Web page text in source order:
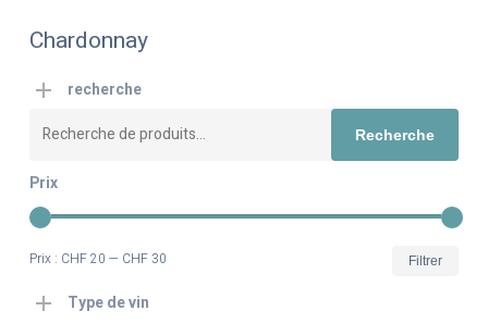
Chardonnay
recherche
Recherche
pour :
Recherche
Prix
Filtrer
Prix : CHF 20 — CHF 30
Type de vin